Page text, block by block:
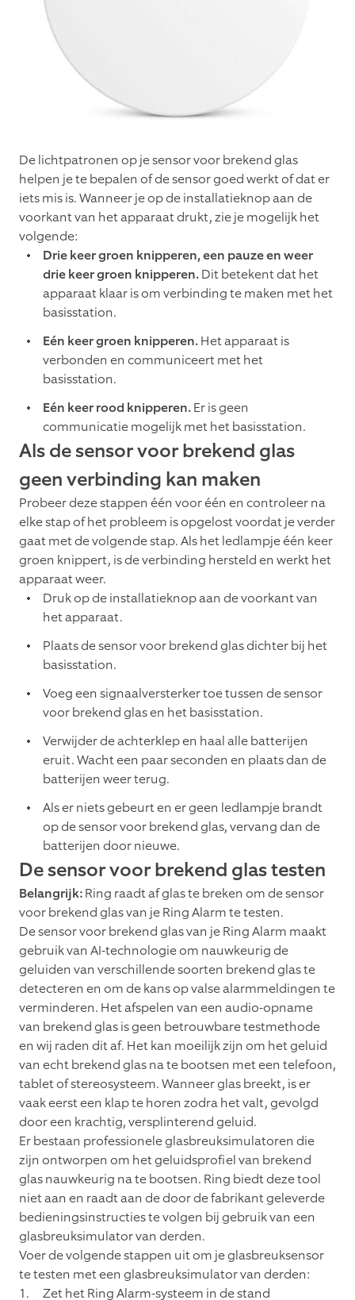
De lichtpatronen op je sensor voor brekend glas
helpen je te bepalen of de sensor goed werkt of dat er
iets mis is. Wanneer je op de installatieknop aan de
voorkant van het apparaat drukt, zie je mogelijk het
volgende:
Drie keer groen knipperen, een pauze en weer
drie keer groen knipperen.Dit betekent dat het
apparaat klaar is om verbinding te maken met het
basisstation.
Eén keer groen knipperen.Het apparaat is
verbonden en communiceert met het
basisstation.
Eén keer rood knipperen.Er is geen
communicatie mogelijk met het basisstation.
Als de sensor voor brekend glas
geen verbinding kan maken
Probeer deze stappen één voor één en controleer na
elke stap of het probleem is opgelost voordat je verder
gaat met de volgende stap. Als het ledlampje één keer
groen knippert, is de verbinding hersteld en werkt het
apparaat weer.
Druk op de installatieknop aan de voorkant van
het apparaat.
Plaats de sensor voor brekend glas dichter bij het
basisstation.
Voeg een signaalversterker toe tussen de sensor
voor brekend glas en het basisstation.
Verwijder de achterklep en haal alle batterijen
eruit. Wacht een paar seconden en plaats dan de
batterijen weer terug.
Als er niets gebeurt en er geen ledlampje brandt
op de sensor voor brekend glas, vervang dan de
batterijen door nieuwe.
De sensor voor brekend glas testen
Belangrijk:Ring raadt af glas te breken om de sensor
voor brekend glas van je Ring Alarm te testen.
De sensor voor brekend glas van je Ring Alarm maakt
gebruik van AI-technologie om nauwkeurig de
geluiden van verschillende soorten brekend glas te
detecteren en om de kans op valse alarmmeldingen te
verminderen. Het afspelen van een audio-opname
van brekend glas is geen betrouwbare testmethode
en wij raden dit af. Het kan moeilijk zijn om het geluid
van echt brekend glas na te bootsen met een telefoon,
tablet of stereosysteem. Wanneer glas breekt, is er
vaak eerst een klap te horen zodra het valt, gevolgd
door een krachtig, versplinterend geluid.
Er bestaan professionele glasbreuksimulatoren die
zijn ontworpen om het geluidsprofiel van brekend
glas nauwkeurig na te bootsen. Ring biedt deze tool
niet aan en raadt aan de door de fabrikant geleverde
bedieningsinstructies te volgen bij gebruik van een
glasbreuksimulator van derden.
Voer de volgende stappen uit om je glasbreuksensor
te testen met een glasbreuksimulator van derden:
Zet het Ring Alarm-systeem in de stand